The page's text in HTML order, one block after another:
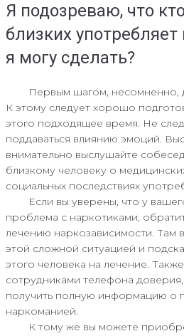
Я подозреваю, что
близких
я могу сделать?
Первым шагом, несомненно,
К этому следует хорошо
этого подходящее время. Не
поддаваться влиянию эмоций.
внимательно выслушайте
близкому человеку о
социальных последствиях
Если вы уверены, что у
проблема с наркотиками,
лечению наркозависимости. Там
этой сложной ситуацией и
этого человека на лечение.
сотрудниками телефона
получить полную информацию о
наркоманией.
К тому же вы можете